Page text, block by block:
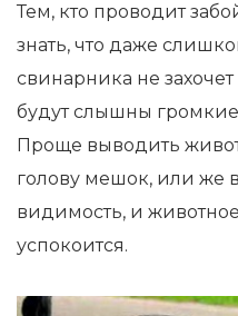
Тем, кто проводит
знать, что даже
свинарника не
будут слышны
Проще выводить
голову мешок, или же
видимость, и
успокоится.